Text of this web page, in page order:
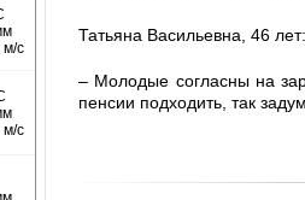
Татьяна Васильевна, 46 лет:
– Молодые согласны на
пенсии подходить, так